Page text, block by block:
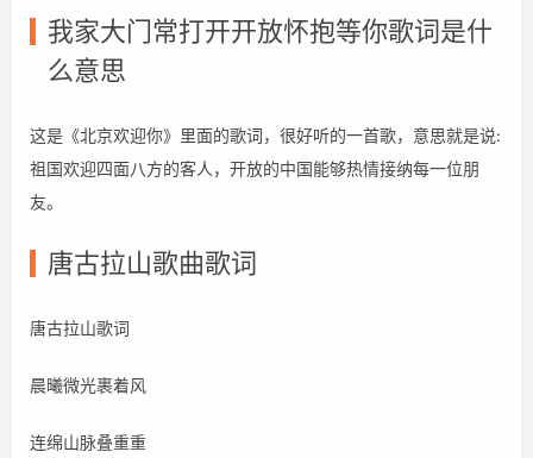
我家大门常打开开放怀抱等你歌词是什
么意思
这是《北京欢迎你》里面的歌词，很好听的一首歌，意思就是说:
祖国欢迎四面八方的客人，开放的中国能够热情接纳每一位朋
友。
唐古拉山歌曲歌词
唐古拉山歌词
晨曦微光裹着风
连绵山脉叠重重